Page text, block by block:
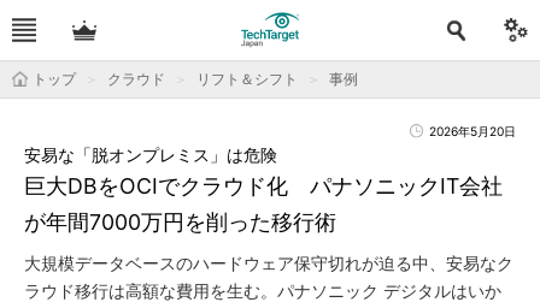
トップ クラウド リフト＆シフト 事例
2026年5月20日
巨大DBをOCIでクラウド化 パナソニックIT会社
が年間7000万円を削った移行術
安易な「脱オンプレミス」は危険
大規模データベースのハードウェア保守切れが迫る中、安易なク
ラウド移行は高額な費用を生む。パナソニック デジタルはいか